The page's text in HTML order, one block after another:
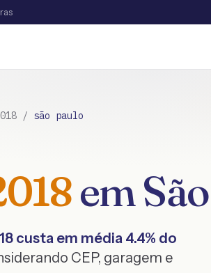
/ são paulo
em
custa em média 4.4% do
CEP, garagem e